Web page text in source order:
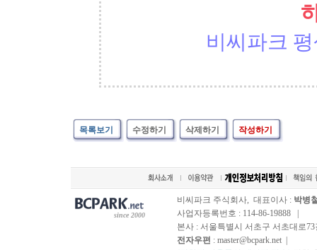
비씨파크
목록보기 수정하기 삭제하기 작성하기
since 2000
비씨파크 주식회사, 대표이사 : 박병
사업자등록번호 : 114-86-19888 |
본사 : 서울특별시 서초구 서초대로73
전자우편 : master@bcpark.net |